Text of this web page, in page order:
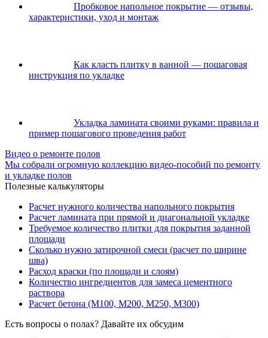
Пробковое напольное покрытие — отзывы,
характеристики, уход и монтаж
Как класть плитку в ванной — пошаговая
инструкция по укладке
Укладка ламината своими руками: правила и
пример пошагового проведения работ
Видео о ремонте полов
Мы собрали огромную коллекцию видео-пособий по ремонту
и укладке полов
Полезные калькуляторы
Расчет нужного количества напольного покрытия
Расчет ламината при прямой и диагональной укладке
Требуемое количество плитки для покрытия заданной
площади
Сколько нужно затирочной смеси (расчет по ширине
шва)
Расход краски (по площади и слоям)
Количество ингредиентов для замеса цементного
раствора
Расчет бетона (М100, М200, М250, М300)
Есть вопросы о полах? Давайте их обсудим